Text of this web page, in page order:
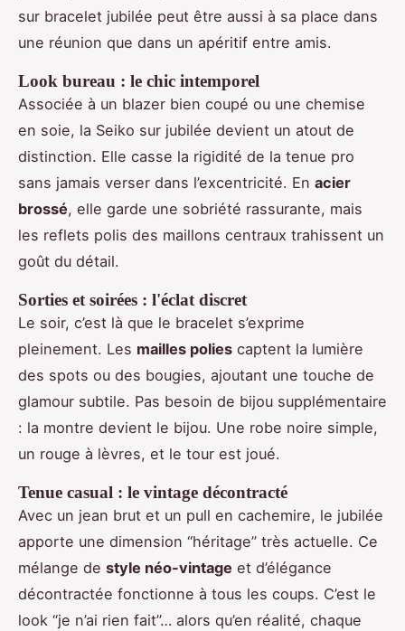
sur bracelet jubilée peut être aussi à sa place dans
une réunion que dans un apéritif entre amis.
Look bureau : le chic intemporel
Associée à un blazer bien coupé ou une chemise
en soie, la Seiko sur jubilée devient un atout de
distinction. Elle casse la rigidité de la tenue pro
sans jamais verser dans l’excentricité. En acier
brossé, elle garde une sobriété rassurante, mais
les reflets polis des maillons centraux trahissent un
goût du détail.
Sorties et soirées : l'éclat discret
Le soir, c’est là que le bracelet s’exprime
pleinement. Les mailles polies captent la lumière
des spots ou des bougies, ajoutant une touche de
glamour subtile. Pas besoin de bijou supplémentaire
: la montre devient le bijou. Une robe noire simple,
un rouge à lèvres, et le tour est joué.
Tenue casual : le vintage décontracté
Avec un jean brut et un pull en cachemire, le jubilée
apporte une dimension “héritage” très actuelle. Ce
mélange de style néo-vintage et d’élégance
décontractée fonctionne à tous les coups. C’est le
look “je n’ai rien fait”… alors qu’en réalité, chaque